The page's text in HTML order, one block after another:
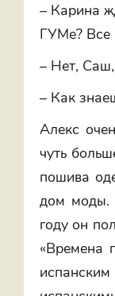
– Карина
ГУМе? Все
– Нет,
– Как
Алекс
чуть
пошива
дом моды.
году он
«Времена